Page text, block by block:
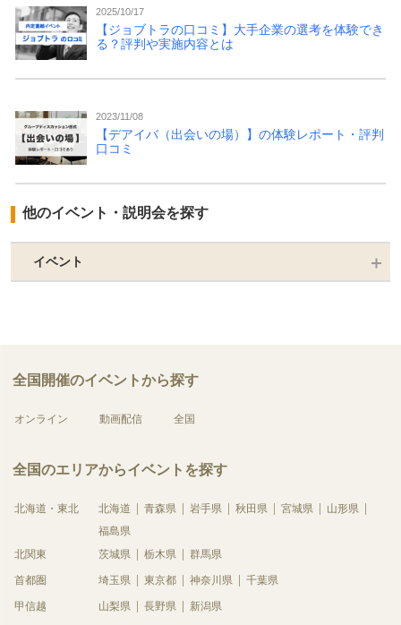
2025/10/17
【ジョブトラの口コミ】大手企業の選考を体験でき
る？評判や実施内容とは
2023/11/08
【デアイバ（出会いの場）】の体験レポート・評判
口コミ
他のイベント・説明会を探す
イベント
全国開催のイベントから探す
オンライン 動画配信 全国
全国のエリアからイベントを探す
北海道・東北 北海道 青森県 岩手県 秋田県 宮城県
山形県
福島県
北関東
茨城県 栃木県 群馬県
首都圏 埼玉県 東京都 神奈川県 千葉県
甲信越 山梨県 長野県 新潟県